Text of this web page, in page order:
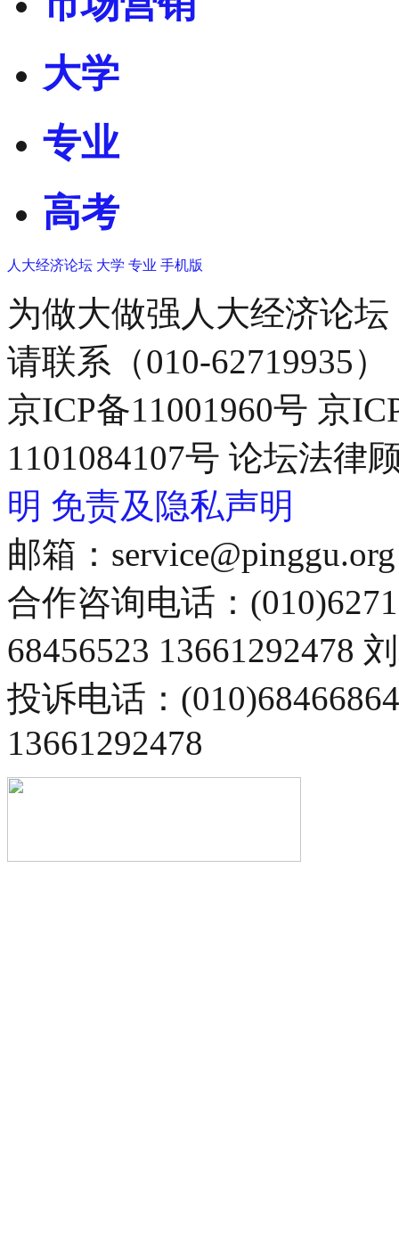
大学
专业
高考
人大经济论坛 大学 专业 手机版
为做大做强人大经济论
请联系（010-62719935）
京ICP备11001960号 京
1101084107号 论坛法律
明 免责及隐私声明
邮箱：service@pinggu.org
合作咨询电话：
68456523 13661292478
投诉电话：
13661292478